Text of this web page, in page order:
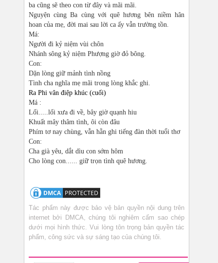
ba cũng sẽ theo con từ đây và mãi mãi.
Nguyện cùng Ba cùng với quê hương bên niềm hân
hoan của mẹ, đời mai sau lời ca ấy vẫn trường tồn.
Má:
Người đi kỷ niệm vùi chôn
Nhánh sông kỷ niệm Phượng giờ đỏ bông.
Con:
Dặn lòng giữ mảnh tình nồng
Tình cha nghĩa mẹ mãi trong lòng khắc ghi.
Ra Phi vân điệp khúc (cuối)
Má :
Lối.....lối xưa đi về, bây giờ quạnh hiu
Khuất mây thâm tình, ôi còn đâu
Phím tơ nay chùng, vẫn hằn ghi tiếng đàn thời tuổi thơ
Con:
Cha già yêu, dắt dìu con sớm hôm
Cho lòng con...... giữ trọn tình quê hương.
Tác phẩm này được bảo vệ bản quyền nội dung trên
internet bởi DMCA, chúng tôi nghiêm cấm sao chép
dưới mọi hình thức. Vui lòng tôn trọng bản quyền tác
phẩm, công sức và sự sáng tạo của chúng tôi.